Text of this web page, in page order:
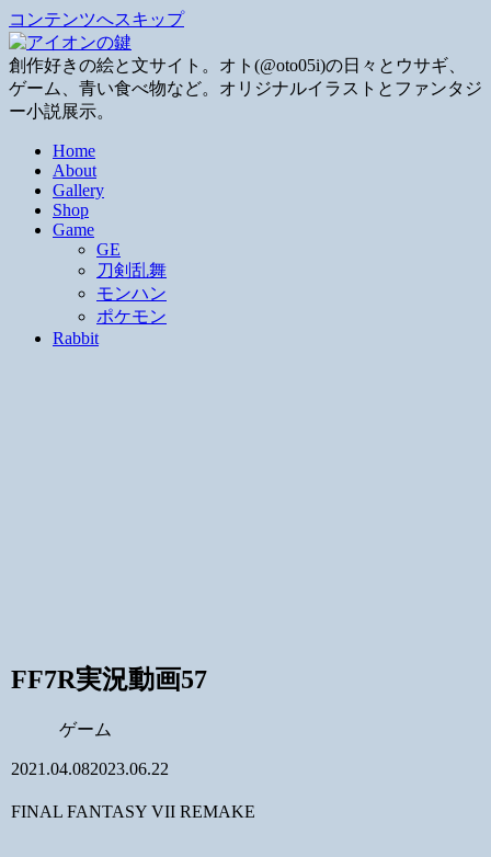
コンテンツへスキップ
創作好きの絵と文サイト。オト(@oto05i)の日々とウサギ、
ゲーム、青い食べ物など。オリジナルイラストとファンタジ
ー小説展示。
Home
About
Gallery
Shop
Game
GE
刀剣乱舞
モンハン
ポケモン
Rabbit
FF7R実況動画57
ゲーム
2021.04.082023.06.22
FINAL FANTASY VII REMAKE